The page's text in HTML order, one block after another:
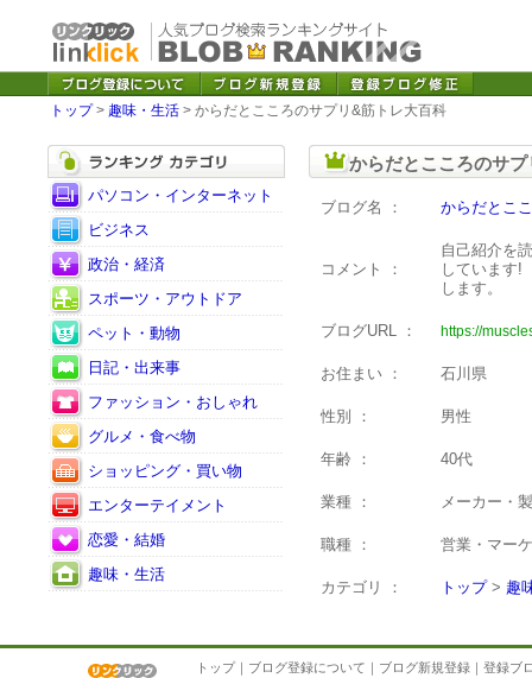
トップ> 趣味・生活 > からだとこころのサプリ&筋トレ大百科
パソコン・インターネット
ビジネス
政治・経済
スポーツ・アウトドア
ペット・動物
日記・出来事
ファッション・おしゃれ
グルメ・食べ物
ショッピング・買い物
エンターテイメント
恋愛・結婚
趣味・生活
からだとこころのサ
ブログ名 ： からだとこ
コメント ：
自己紹介を
しています
します。
ブログURL ： https://
お住まい ： 石川県
性別 ： 男性
年齢 ： 40代
業種 ： メーカー・
職種 ： 営業・マー
カテゴリ ： トップ> 趣
トップ｜ ブログ登録について ｜ ブログ新規登録 ｜ 登録ブ